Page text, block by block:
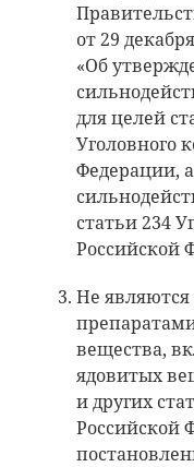
от 29
«Об
для целей
Уголовного
Федерации,
статьи 234
Российской
Не
вещества,
ядовитых
и других
Российской